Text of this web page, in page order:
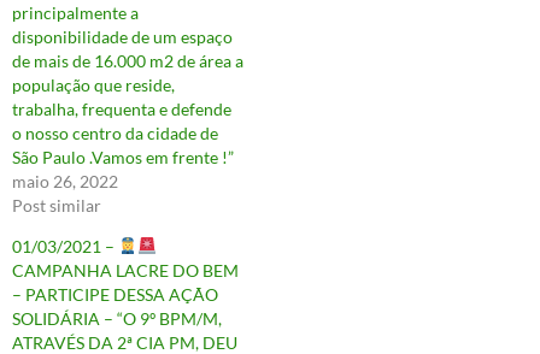
principalmente a
disponibilidade de um espaço
de mais de 16.000 m2 de área a
população que reside,
trabalha, frequenta e defende
o nosso centro da cidade de
São Paulo .Vamos em frente !”
maio 26, 2022
Post similar
01/03/2021 –
CAMPANHA LACRE DO BEM
– PARTICIPE DESSA AÇÃO
SOLIDÁRIA – “O 9º BPM/M,
ATRAVÉS DA 2ª CIA PM, DEU